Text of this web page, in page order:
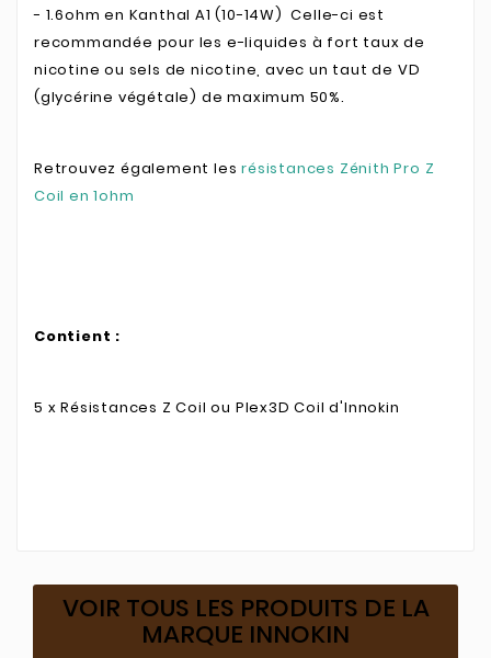
- 1.6ohm en Kanthal A1 (10-14W) Celle-ci est
recommandée pour les e-liquides à fort taux de
nicotine ou sels de nicotine, avec un taut de VD
(glycérine végétale) de maximum 50%.
Retrouvez également lesrésistances Zénith Pro Z
Coil en 1ohm
Contient :
5 x Résistances Z Coil ou Plex3D Coil d'Innokin
VOIR TOUS LES PRODUITS DE LA
MARQUE INNOKIN